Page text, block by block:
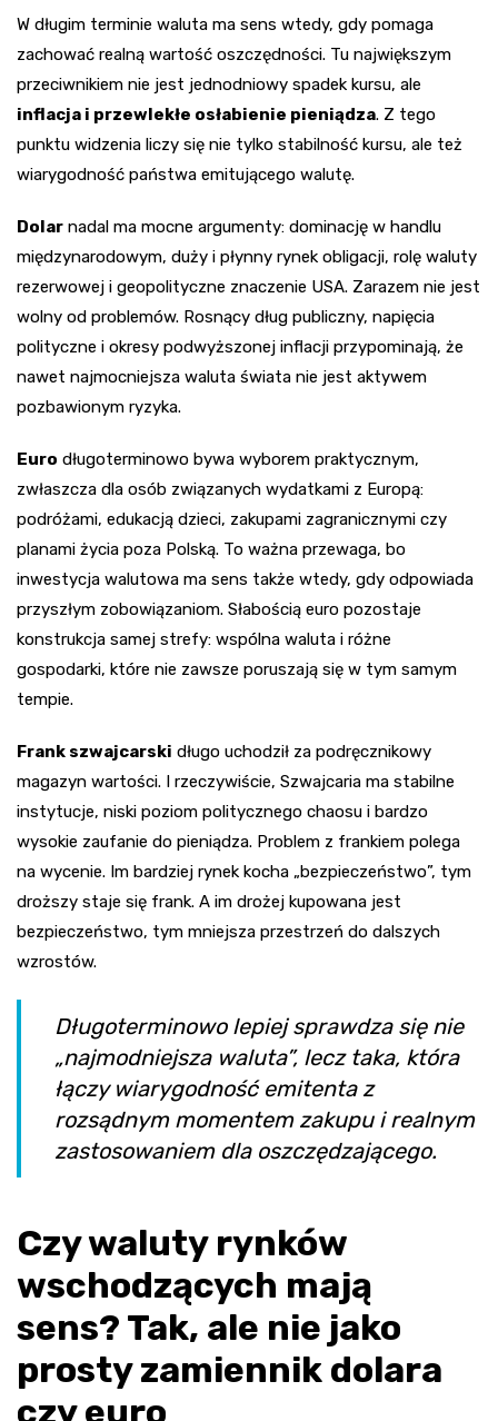
W długim terminie waluta ma sens wtedy, gdy pomaga
zachować realną wartość oszczędności. Tu największym
przeciwnikiem nie jest jednodniowy spadek kursu, ale
inflacja i przewlekłe osłabienie pieniądza. Z tego
punktu widzenia liczy się nie tylko stabilność kursu, ale też
wiarygodność państwa emitującego walutę.
Dolar nadal ma mocne argumenty: dominację w handlu
międzynarodowym, duży i płynny rynek obligacji, rolę waluty
rezerwowej i geopolityczne znaczenie USA. Zarazem nie jest
wolny od problemów. Rosnący dług publiczny, napięcia
polityczne i okresy podwyższonej inflacji przypominają, że
nawet najmocniejsza waluta świata nie jest aktywem
pozbawionym ryzyka.
Euro długoterminowo bywa wyborem praktycznym,
zwłaszcza dla osób związanych wydatkami z Europą:
podróżami, edukacją dzieci, zakupami zagranicznymi czy
planami życia poza Polską. To ważna przewaga, bo
inwestycja walutowa ma sens także wtedy, gdy odpowiada
przyszłym zobowiązaniom. Słabością euro pozostaje
konstrukcja samej strefy: wspólna waluta i różne
gospodarki, które nie zawsze poruszają się w tym samym
tempie.
Frank szwajcarski długo uchodził za podręcznikowy
magazyn wartości. I rzeczywiście, Szwajcaria ma stabilne
instytucje, niski poziom politycznego chaosu i bardzo
wysokie zaufanie do pieniądza. Problem z frankiem polega
na wycenie. Im bardziej rynek kocha „bezpieczeństwo”, tym
droższy staje się frank. A im drożej kupowana jest
bezpieczeństwo, tym mniejsza przestrzeń do dalszych
wzrostów.
Długoterminowo lepiej sprawdza się nie
„najmodniejsza waluta”, lecz taka, która
łączy wiarygodność emitenta z
rozsądnym momentem zakupu i realnym
zastosowaniem dla oszczędzającego.
Czy waluty rynków
wschodzących mają
sens? Tak, ale nie jako
prosty zamiennik dolara
czy euro